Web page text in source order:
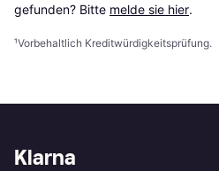
gefunden? Bitte melde sie hier.
¹Vorbehaltlich Kreditwürdigkeitsprüfung.
Klarna